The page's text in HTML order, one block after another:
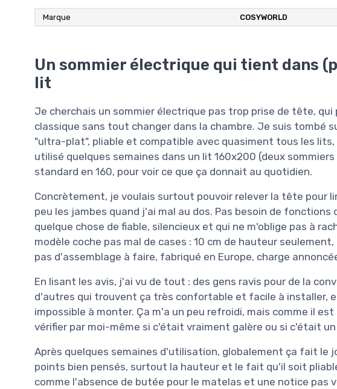
Marque COSYWORLD
Un sommier électrique qui tient dans
lit
Je cherchais un sommier électrique pas trop prise de tête,
classique sans tout changer dans la chambre. Je suis tombé
"ultra-plat", pliable et compatible avec quasiment tous les
utilisé quelques semaines dans un lit 160x200 (deux
standard en 160, pour voir ce que ça donnait au quotidien.
Concrètement, je voulais surtout pouvoir relever la tête pour
peu les jambes quand j'ai mal au dos. Pas besoin de
quelque chose de fiable, silencieux et qui ne m'oblige pas à
modèle coche pas mal de cases : 10 cm de hauteur
pas d'assemblage à faire, fabriqué en Europe, charge
En lisant les avis, j'ai vu de tout : des gens ravis pour de la
d'autres qui trouvent ça très confortable et facile à installer,
impossible à monter. Ça m'a un peu refroidi, mais comme il
vérifier par moi-même si c'était vraiment galère ou si c'était un
Après quelques semaines d'utilisation, globalement ça fait le
points bien pensés, surtout la hauteur et le fait qu'il soit
comme l'absence de butée pour le matelas et une notice pas